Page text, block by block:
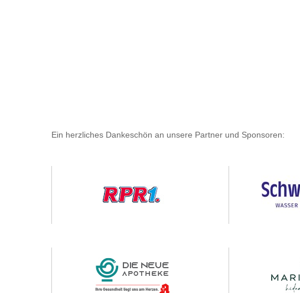
Ein herzliches Dankeschön an unsere Partner und Sponsoren: